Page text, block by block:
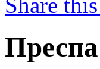
Преспа